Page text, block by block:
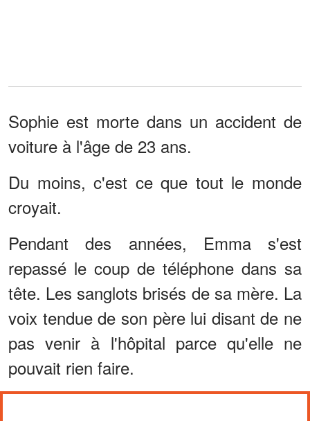
Sophie est morte dans un accident de
voiture à l'âge de 23 ans.
Du moins, c'est ce que tout le monde
croyait.
Pendant des années, Emma s'est
repassé le coup de téléphone dans sa
tête. Les sanglots brisés de sa mère. La
voix tendue de son père lui disant de ne
pas venir à l'hôpital parce qu'elle ne
pouvait rien faire.